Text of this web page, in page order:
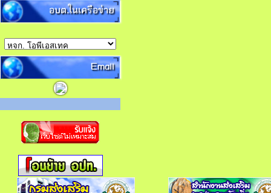
อบต.ในเครือข่าย
Email